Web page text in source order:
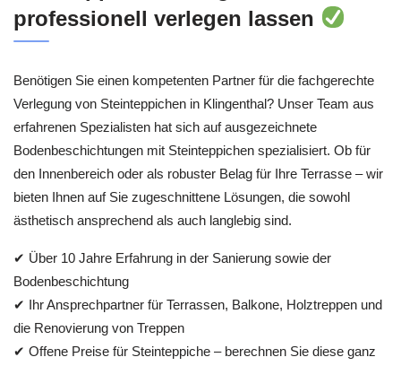
professionell verlegen lassen
Benötigen Sie einen kompetenten Partner für die fachgerechte
Verlegung von Steinteppichen in Klingenthal? Unser Team aus
erfahrenen Spezialisten hat sich auf ausgezeichnete
Bodenbeschichtungen mit Steinteppichen spezialisiert. Ob für
den Innenbereich oder als robuster Belag für Ihre Terrasse – wir
bieten Ihnen auf Sie zugeschnittene Lösungen, die sowohl
ästhetisch ansprechend als auch langlebig sind.
✔ Über 10 Jahre Erfahrung in der Sanierung sowie der
Bodenbeschichtung
✔ Ihr Ansprechpartner für Terrassen, Balkone, Holztreppen und
die Renovierung von Treppen
✔ Offene Preise für Steinteppiche – berechnen Sie diese ganz